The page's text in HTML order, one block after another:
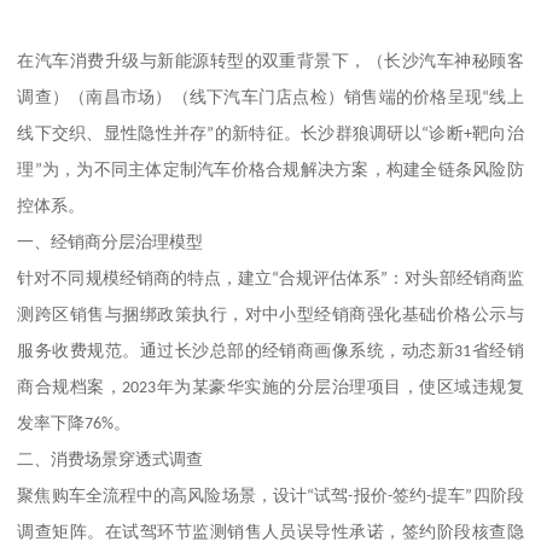
在汽车消费升级与新能源转型的双重背景下，
（长沙汽车神秘顾客
调查）（南昌市场）（线下汽车门店点检）销售端的价格呈现“线上
线下交织、显性隐性并存” 的新特征。长沙群狼调研以“诊断+靶向治
理”为，为不同主体定制汽车价格合规解决方案，构建全链条风险防
控体系。
一、经销商分层治理模型
针对不同规模经销商的特点，建立“合规评估体系” ：对头部经销商监
测跨区销售与捆绑政策执行，对中小型经销商强化基础价格公示与
服务收费规范。通过长沙总部的经销商画像系统，动态新31省经销
商合规档案，2023年为某豪华实施的分层治理项目，使区域违规复
发率下降76%。
二、消费场景穿透式调查
聚焦购车全流程中的高风险场景，设计“试驾-报价-签约-提车” 四阶段
调查矩阵。在试驾环节监测销售人员误导性承诺，签约阶段核查隐